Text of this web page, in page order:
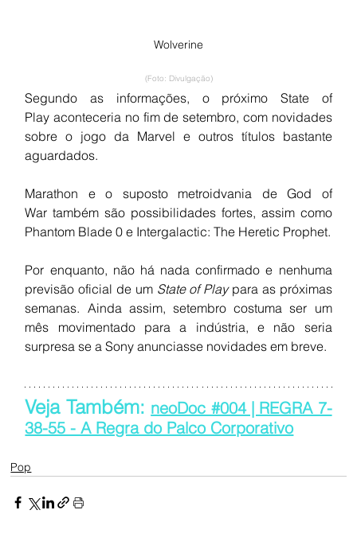
Wolverine
(Foto: Divulgação)
Segundo as informações, o próximo State of
Play aconteceria no fim de setembro, com novidades
sobre o jogo da Marvel e outros títulos bastante
aguardados.
Marathon e o suposto metroidvania de God of
War também são possibilidades fortes, assim como
Phantom Blade 0 e Intergalactic: The Heretic Prophet.
Por enquanto, não há nada confirmado e nenhuma
previsão oficial de um State of Play para as próximas
semanas. Ainda assim, setembro costuma ser um
mês movimentado para a indústria, e não seria
surpresa se a Sony anunciasse novidades em breve.
Veja Também: neoDoc #004 | REGRA 7-
38-55 - A Regra do Palco Corporativo
Pop